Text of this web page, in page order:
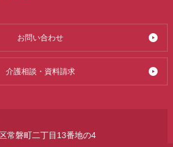
お問い合わせ
介護相談・資料請求
常磐町二丁目13番地の4